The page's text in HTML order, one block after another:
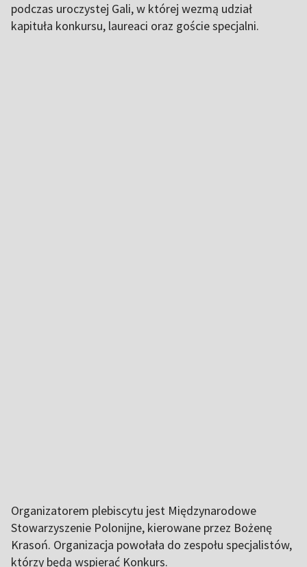
podczas uroczystej Gali, w której wezmą udział
kapituła konkursu, laureaci oraz goście specjalni.
Organizatorem plebiscytu jest Międzynarodowe
Stowarzyszenie Polonijne, kierowane przez Bożenę
Krasoń. Organizacja powołała do zespołu specjalistów,
którzy będą wspierać Konkurs.